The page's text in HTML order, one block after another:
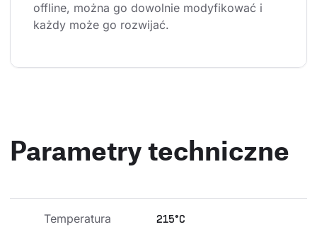
offline, można go dowolnie modyfikować i
każdy może go rozwijać.
Parametry techniczne
Temperatura
215°C